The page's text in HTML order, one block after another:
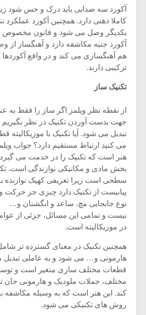
آکورد سه صدایی باید درک و حس شود
کاملا ذهنی دارد. همچنین آکورد عملکرد
یکدیگر وصل می شود و قانون مخصوص
آکورد جنبه مکاشفه دارد و آهنگساز از
هم آهنگسازی می کند و در واقع
ترکیبی دارند.
تکنیک ساز
از نقطه نظر ویلمز اگر ساز را فقط به
جهت بدست آوردن تکنیک در نظر
تبدیل می شود. آیا تکنیک با موزیکالیته
می کنید ارتباط مستقیم دارد؟ جواب
هنر است که تکنیک را در خدمت می گیرد.
بخش مادی و مکانیکی نوازندگی است.
سطحی است زیرا تعریفی کهیک نوازنده
پیانیست از تکنیک دارد چیزی جز حرکت
نوع جابجایی مچ، ساعد و انگشتان و…
نیست و تمامی این مسائل، جزئی از
در موزیکالیته است.
همچنین تکنیک در معنای گسترده تر
هارمونی و… می شود و به عاملی تبدیل
قطعات مختلف سازی متغیر است و
مختلف، جملات ملودیک و هارمونی جان
کند. این هنر است که به وسیله مکاشفه
روش های تکنیکی می شود.
مشهورترین باشی،
بدنام ترین باش